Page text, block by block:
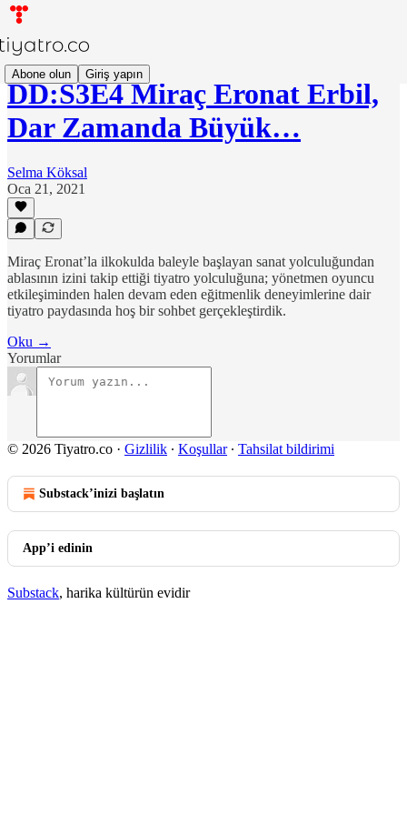
Abone olun Giriş yapın
DD:S3E4 Miraç Eronat Erbil,
Dar Zamanda Büyük…
Selma Köksal
Oca 21, 2021
Miraç Eronat’la ilkokulda baleyle başlayan sanat yolculuğundan
ablasının izini takip ettiği tiyatro yolculuğuna; yönetmen oyuncu
etkileşiminden halen devam eden eğitmenlik deneyimlerine dair
tiyatro paydasında hoş bir sohbet gerçekleştirdik.
Oku →
Yorumlar
© 2026 Tiyatro.co · Gizlilik ∙ Koşullar∙ Tahsilat bildirimi
Substack’inizi başlatın
App’i edinin
Substack, harika kültürün evidir